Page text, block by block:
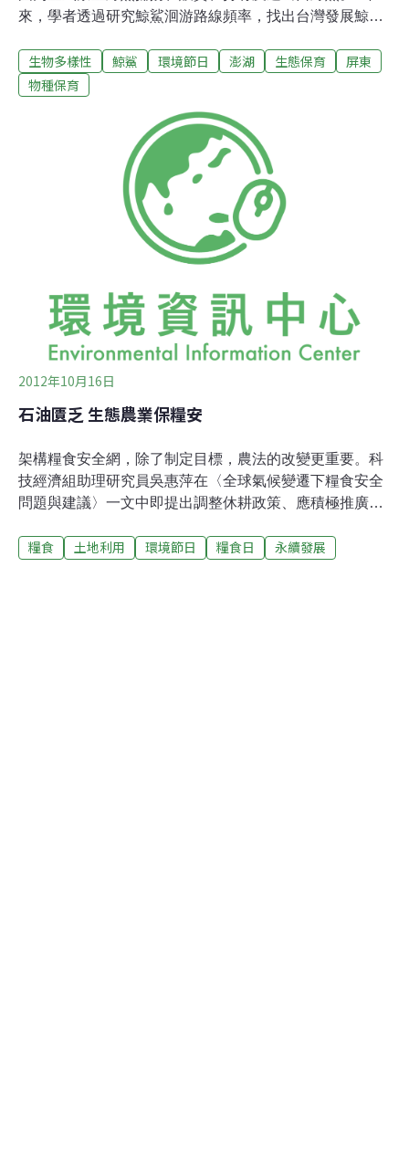
來，學者透過研究鯨鯊洄游路線頻率，找出台灣發展鯨鯊
學環境生物與漁業科學學系副教授莊守正指導的碩士班學
生論文，調查台灣全島可能的熱點，初步發現，西南部沿
鯊出現的頻率高，但是海流強，較不利於搭船出海賞鯨
鯊。莊守正表示，除了立法保護以外，有些國家嘗試發展
「鯨鯊生態旅遊」（像是「與鯨鯊同游」為主題的生態旅
遊）來增加經濟收益，以減低對漁業的衝擊。最早發展這
項事業的是澳洲，1993 年在尼加魯水域成立海洋公園，屬
於澳洲海外領地的聖誕島也開始發展鯨鯊相關的觀光事
業，每逢珊瑚礁產卵前後，鯨鯊就會聚集；台灣也須找出
談，以前都可看到長10公尺的鯨鯊，捕撈
生物多樣性 鯨鯊 環境節日 澎湖 生態保育
屏東
物種保育
2012年10月16日
石油匱乏 生態農業保糧安
架構糧食安全網，除了制定目標，農法的改變更重要。科
技經濟組助理研究員吳惠萍在〈全球氣候變遷下糧食安全
問題與建議〉一文中即提出調整休耕政策、應積極推廣有
率，以降低糧食供應風險等4項解決方案來因應。在推廣
糧食 土地利用 環境節日 糧食日 永續發展